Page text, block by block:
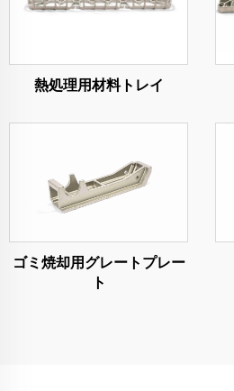
熱処理用材料トレイ
ゴミ焼却用グレートプレー
ト